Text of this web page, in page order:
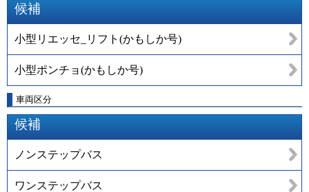
候補
小型リエッセ_リフト(かもしか号)
小型ポンチョ(かもしか号)
車両区分
候補
ノンステップバス
ワンステップバス